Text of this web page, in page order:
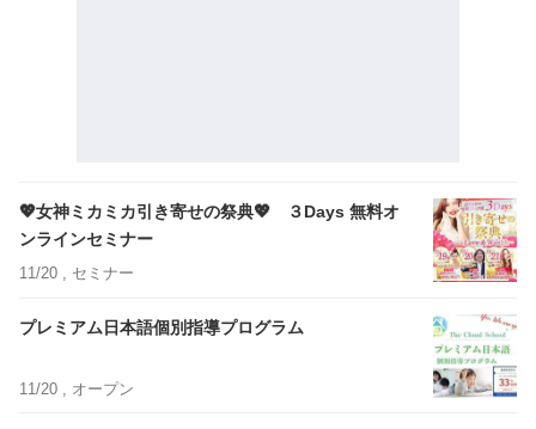
💖女神ミカミカ引き寄せの祭典💖 ３Days 無料オ
ンラインセミナー
11/20 , セミナー
プレミアム日本語個別指導プログラム
11/20 , オープン